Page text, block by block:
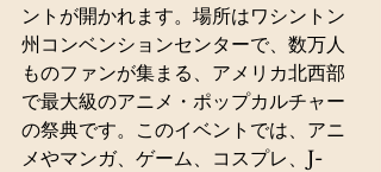
ントが開かれます。場所はワシントン
州コンベンションセンターで、数万人
ものファンが集まる、アメリカ北西部
で最大級のアニメ・ポップカルチャー
の祭典です。このイベントでは、アニ
メやマンガ、ゲーム、コスプレ、J-